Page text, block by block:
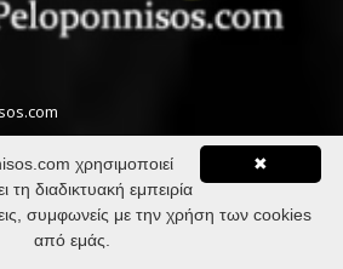
θα βρεις μικρά και μεγαλύτερα μυστικά
✖
χρησιμοποιεί
τη διαδικτυακή εμπειρία
συμφωνείς με την χρήση των cookies
από εμάς.